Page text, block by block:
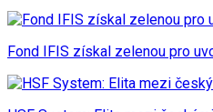
Fond IFIS získal zelenou pro